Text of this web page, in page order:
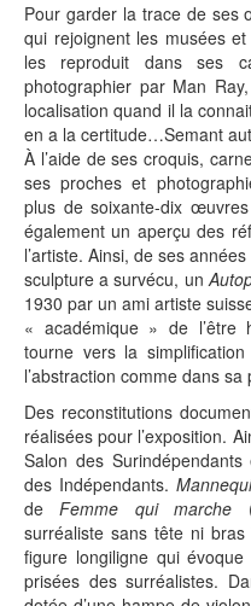
Pour garder la trace de ses
qui rejoignent les musées
les reproduit dans ses
photographier par Man
localisation quand il la
en a la certitude…Semant
À l’aide de ses croquis,
ses proches et
plus de soixante-dix
également un aperçu des
l’artiste. Ainsi, de ses
sculpture a survécu, un
1930 par un ami artiste
« académique » de l’être
tourne vers la
l’abstraction comme dans
Des reconstitutions
réalisées pour l’exposition.
Salon des
des Indépendants.
deFemme qui marche
surréaliste sans tête ni
figure longiligne qui
prisées des surréalistes.